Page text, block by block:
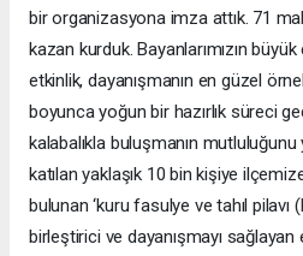
bir organizasyona imza attık. 71
kazan kurduk. Bayanlarımızın
etkinlik, dayanışmanın en güzel
boyunca yoğun bir hazırlık süreci
kalabalıkla buluşmanın
katılan yaklaşık 10 bin kişiye
bulunan ‘kuru fasulye ve tahıl pilavı
birleştirici ve dayanışmayı